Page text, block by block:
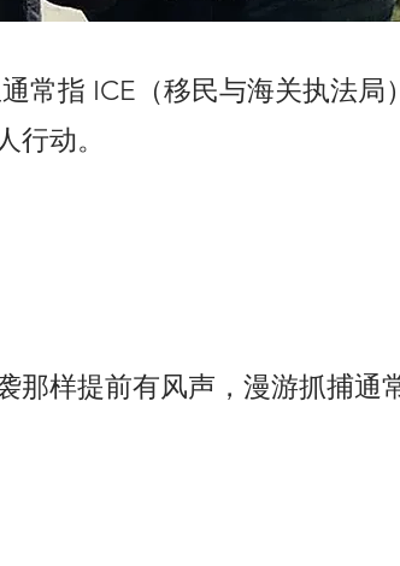
常指 ICE（移民与海关执法局
行动。
那样提前有风声，漫游抓捕通